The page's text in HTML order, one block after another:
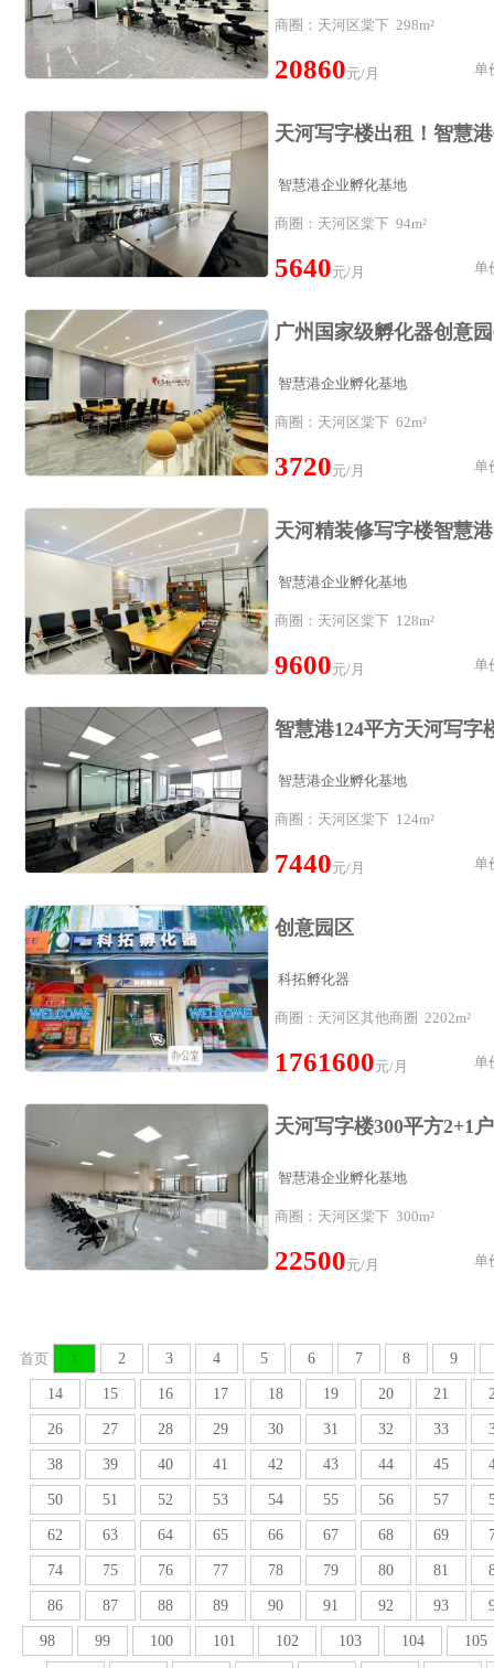
商圈：天河区棠下 298m²
20860元/月 单
智慧港企业孵化基地
商圈：天河区棠下 94m²
5640元/月 单
智慧港企业孵化基地
商圈：天河区棠下 62m²
3720元/月 单
智慧港企业孵化基地
商圈：天河区棠下 128m²
9600元/月 单
智慧港企业孵化基地
商圈：天河区棠下 124m²
7440元/月 单
创意园区
科拓孵化器
商圈：天河区其他商圈 2202m²
1761600元/月 单
智慧港企业孵化基地
商圈：天河区棠下 300m²
22500元/月 单
首页 1 2 3 4 5 6 7 8 9
14 15 16 17 18 19 20 21
26 27 28 29 30 31 32 33
38 39 40 41 42 43 44 45
50 51 52 53 54 55 56 57
62 63 64 65 66 67 68 69
74 75 76 77 78 79 80 81
86 87 88 89 90 91 92 93
98 99 100 101 102 103 104 105